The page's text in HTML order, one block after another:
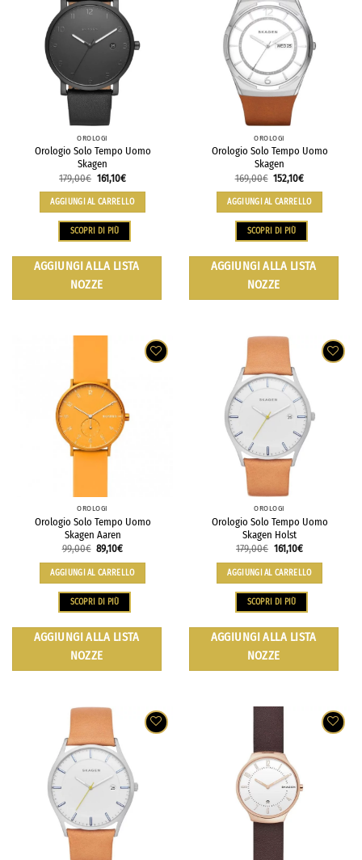
OROLOGI
Orologio Solo Tempo Uomo
Skagen
179,00€ 161,10€
AGGIUNGI AL CARRELLO
SCOPRI DI PIÙ
AGGIUNGI ALLA LISTA
NOZZE
OROLOGI
Orologio Solo Tempo Uomo
Skagen
169,00€ 152,10€
AGGIUNGI AL CARRELLO
SCOPRI DI PIÙ
AGGIUNGI ALLA LISTA
NOZZE
OROLOGI
Orologio Solo Tempo Uomo
Skagen Aaren
99,00€ 89,10€
AGGIUNGI AL CARRELLO
SCOPRI DI PIÙ
AGGIUNGI ALLA LISTA
NOZZE
OROLOGI
Orologio Solo Tempo Uomo
Skagen Holst
179,00€ 161,10€
AGGIUNGI AL CARRELLO
SCOPRI DI PIÙ
AGGIUNGI ALLA LISTA
NOZZE